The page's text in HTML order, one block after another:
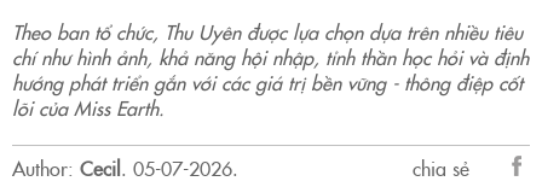
Theo ban tổ chức, Thu Uyên được lựa chọn dựa trên nhiều tiêu
chí như hình ảnh, khả năng hội nhập, tỉnh thần học hỏi và định
hướng phát triển gắn với các giá trị bền vững - thông điệp cốt
lõi của Miss Earth.
Author: Cecil. 05-07-2026.
chia sẻ